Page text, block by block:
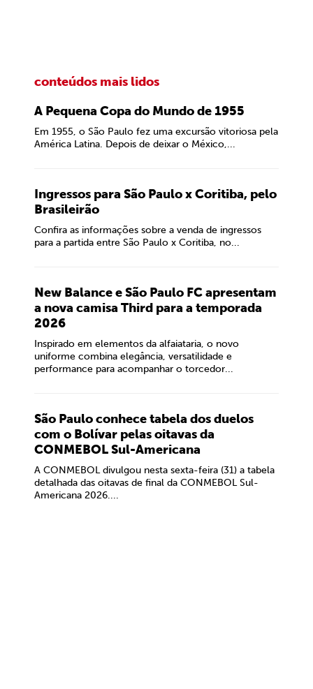
conteúdos mais lidos
A Pequena Copa do Mundo de 1955
Em 1955, o São Paulo fez uma excursão vitoriosa pela
América Latina. Depois de deixar o México,...
Ingressos para São Paulo x Coritiba, pelo
Brasileirão
Confira as informações sobre a venda de ingressos
para a partida entre São Paulo x Coritiba, no...
New Balance e São Paulo FC apresentam
a nova camisa Third para a temporada
2026
Inspirado em elementos da alfaiataria, o novo
uniforme combina elegância, versatilidade e
performance para acompanhar o torcedor...
São Paulo conhece tabela dos duelos
com o Bolívar pelas oitavas da
CONMEBOL Sul-Americana
A CONMEBOL divulgou nesta sexta-feira (31) a tabela
detalhada das oitavas de final da CONMEBOL Sul-
Americana 2026....